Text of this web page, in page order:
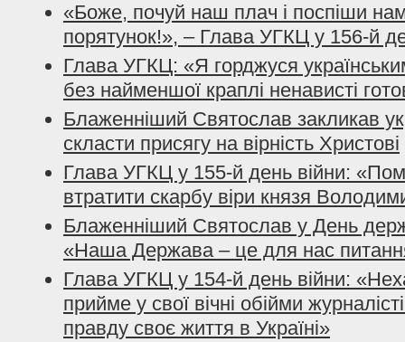
«Боже, почуй наш плач і поспіши
порятунок!», – Глава УГКЦ у 156-й
Глава УГКЦ: «Я горджуся
без найменшої краплі ненависті
Блаженніший Святослав закликав
скласти присягу на вірність Христові
Глава УГКЦ у 155-й день війни:
втратити скарбу віри князя
Блаженніший Святослав у День
«Наша Держава – це для нас
Глава УГКЦ у 154-й день війни:
прийме у свої вічні обійми
правду своє життя в Україні»